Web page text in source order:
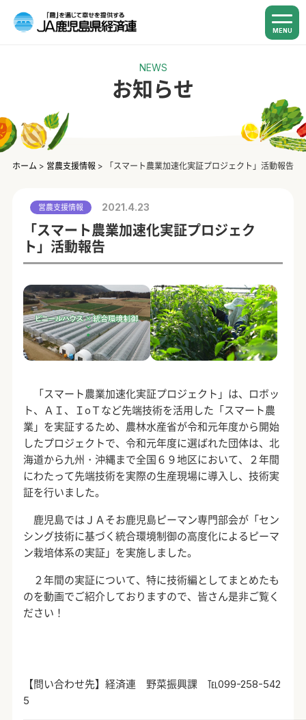
MENU
NEWS
お知らせ
ホーム > 営農支援情報 > 「スマート農業加速化実証プロジェクト」活動報告
営農支援情報 2021.4.23
「スマート農業加速化実証プロジェク
ト」活動報告
「スマート農業加速化実証プロジェクト」は、ロボッ
ト、ＡＩ、ＩoＴなど先端技術を活用した「スマート農
業」を実証するため、農林水産省が令和元年度から開始
したプロジェクトで、令和元年度に選ばれた団体は、北
海道から九州・沖縄まで全国６９地区において、２年間
にわたって先端技術を実際の生産現場に導入し、技術実
証を行いました。
鹿児島ではＪＡそお鹿児島ピーマン専門部会が「セン
シング技術に基づく統合環境制御の高度化によるピーマ
ン栽培体系の実証」を実施しました。
２年間の実証について、特に技術編としてまとめたも
のを動画でご紹介しておりますので、皆さん是非ご覧く
ださい！
【問い合わせ先】経済連 野菜振興課 ℡099-258-542
5